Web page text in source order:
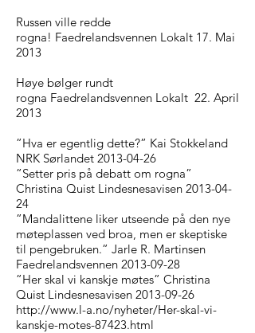
Russen ville redde
rogna! Faedrelandsvennen Lokalt 17. Mai
2013
Høye bølger rundt
rogna Faedrelandsvennen Lokalt 22. April
2013
”Hva er egentlig dette?” Kai Stokkeland
NRK Sørlandet 2013-04-26
”Setter pris på debatt om rogna”
Christina Quist Lindesnesavisen 2013-04-
24
”Mandalittene liker utseende på den nye
møteplassen ved broa, men er skeptiske
til pengebruken.” Jarle R. Martinsen
Faedrelandsvennen 2013-09-28
”Her skal vi kanskje møtes” Christina
Quist Lindesnesavisen 2013-09-26
http://www.l-a.no/nyheter/Her-skal-vi-
kanskje-motes-87423.html